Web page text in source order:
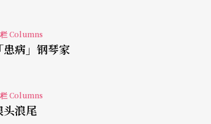
系统差异极大，前者像韵律，后
一堆，不放在韵律脉络中，意义
在中文版音乐剧中却常出现，流
各自建构了声音美感，不管是曲
Columns
「患病」钢琴家
Columns
头浪尾